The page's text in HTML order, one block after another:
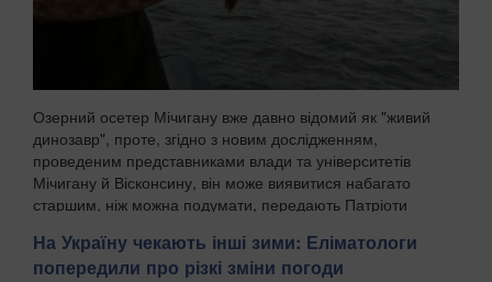
Озерний осетер Мічигану вже давно відомий як "живий
динозавр", проте, згідно з новим дослідженням,
проведеним представниками влади та університетів
Мічигану й Вісконсину, він може виявитися набагато
старшим, ніж можна подумати, передають Патріоти
На Україну чекають інші зими: Еліматологи
попередили про різкі зміни погоди